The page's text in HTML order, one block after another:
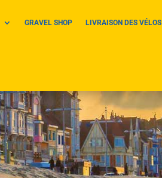
GRAVEL SHOP LIVRAISON DES VÉLOS